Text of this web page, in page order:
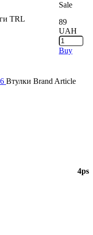
TRL
Sale
89
UAH
Buy
Втулки Brand Article
4ps